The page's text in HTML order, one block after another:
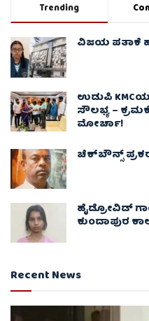
Trending
ವಿಜಯ ಪತಾಕೆ
ಉಡುಪಿ
ಸೌಲಭ್ಯ –
ಮೋರ್ಚಾ!
ಚೆಕ್​ಬೌನ್ಸ್​
ಹೈಡ್ರೋವಿಡ್
ಕುಂದಾಪುರ
Recent News